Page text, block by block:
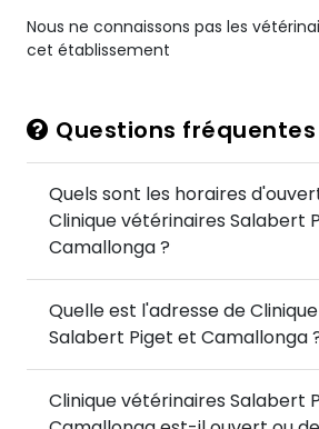
Nous ne connaissons pas les
cet établissement
Questions fréquentes
Quels sont les horaires
Clinique vétérinaires Salabert
Camallonga ?
Quelle est l'adresse de
Salabert Piget et Camallonga
Clinique vétérinaires Salabert